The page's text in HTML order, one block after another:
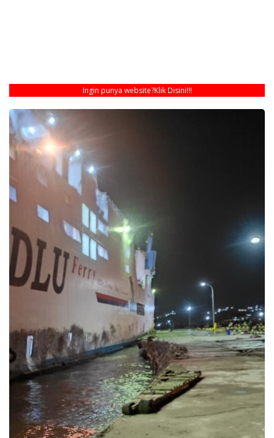
Ingin punya website?Klik Disini!!!